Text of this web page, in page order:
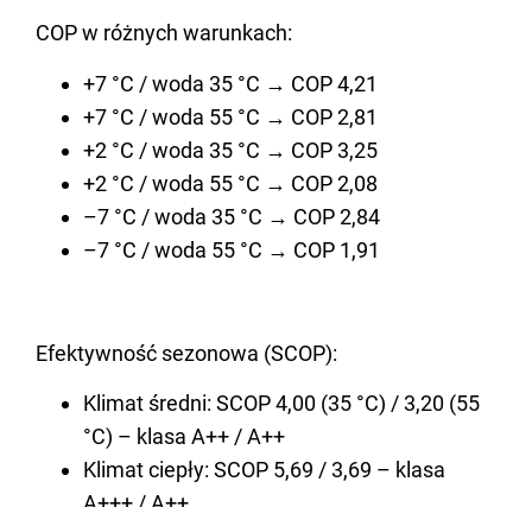
COP w róż­nych wa­run­kach:
+7 °C / woda 35 °C → COP 4,21
+7 °C / woda 55 °C → COP 2,81
+2 °C / woda 35 °C → COP 3,25
+2 °C / woda 55 °C → COP 2,08
–7 °C / woda 35 °C → COP 2,84
–7 °C / woda 55 °C → COP 1,91
Efek­tyw­ność se­zo­no­wa (SCOP):
Klimat średni: SCOP 4,00 (35 °C) / 3,20 (55
°C) – klasa A++ / A++
Klimat ciepły: SCOP 5,69 / 3,69 – klasa